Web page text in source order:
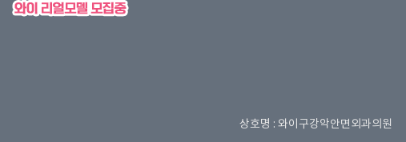
상호명 : 와이구강악안면외과의원